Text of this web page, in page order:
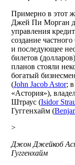
Примерно в этот
Джей Пи Морган
управления
создание
и последующее
билетов
планов стояли
богатый
(John Jacob Astor;
«Астория»),
Штраус (Isidor
Гуггенхайм (
>
Джон Джейкоб
Гуггенхайм